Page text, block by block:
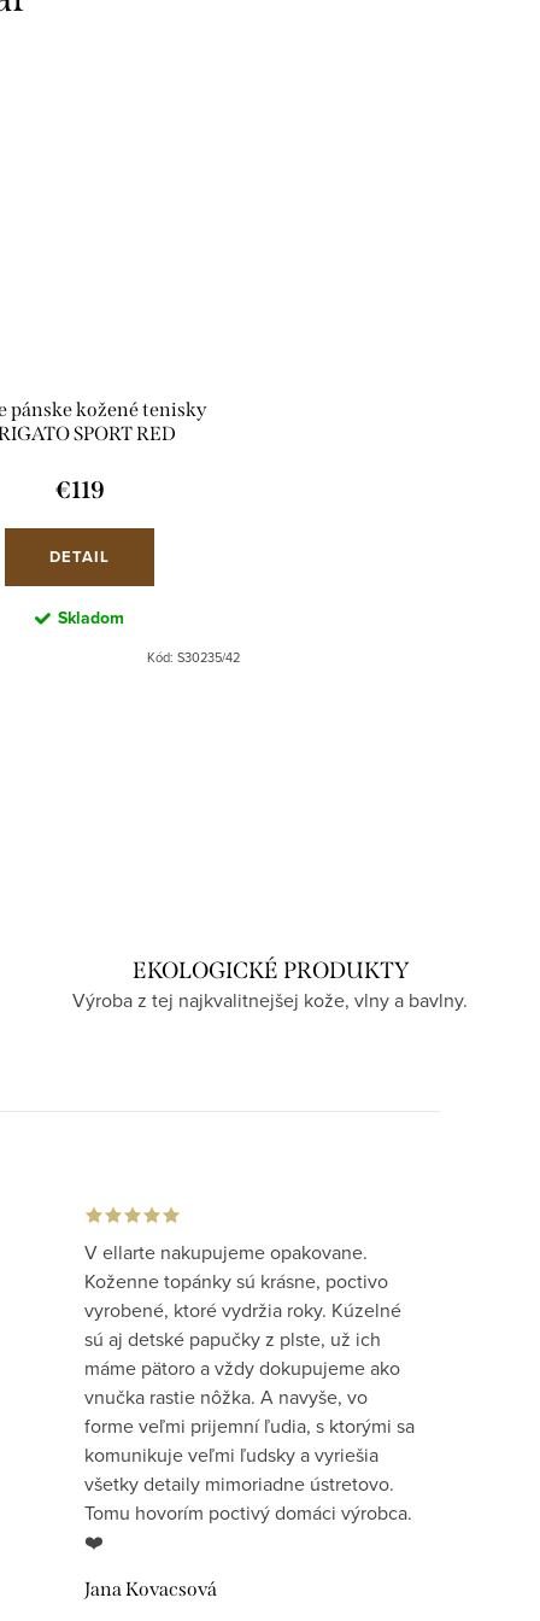
pánske kožené tenisky
SPORT RED
€119
DETAIL
Skladom
Kód: S30235/42
EKOLOGICKÉ PRODUKTY
Výroba z tej najkvalitnejšej kože, vlny a bavlny.
V ellarte nakupujeme opakovane.
Koženne topánky sú krásne, poctivo
vyrobené, ktoré vydržia roky. Kúzelné
sú aj detské papučky z plste, už ich
máme pätoro a vždy dokupujeme ako
vnučka rastie nôžka. A navyše, vo
forme veľmi prijemní ľudia, s ktorými sa
komunikuje veľmi ľudsky a vyriešia
všetky detaily mimoriadne ústretovo.
Tomu hovorím poctivý domáci výrobca.
❤️
Jana Kovacsová